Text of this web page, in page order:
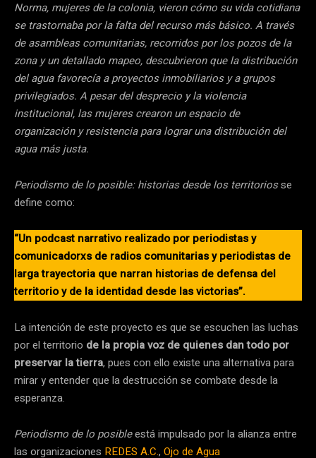
Norma, mujeres de la colonia, vieron cómo su vida cotidiana
se trastornaba por la falta del recurso más básico. A través
de asambleas comunitarias, recorridos por los pozos de la
zona y un detallado mapeo, descubrieron que la distribución
del agua favorecía a proyectos inmobiliarios y a grupos
privilegiados. A pesar del desprecio y la violencia
institucional, las mujeres crearon un espacio de
organización y resistencia para lograr una distribución del
agua más justa.
Periodismo de lo posible: historias desde los territoriosse
define como:
“Un podcast narrativo realizado por periodistas y
comunicadorxs de radios comunitarias y periodistas de
larga trayectoria que narran historias de defensa del
territorio y de la identidad desde las victorias”.
La intención de este proyecto es que se escuchen las luchas
por el territorio de la propia voz de quienes dan todo por
preservar la tierra, pues con ello existe una alternativa para
mirar y entender que la destrucción se combate desde la
esperanza.
Periodismo de lo posibleestá impulsado por la alianza entre
las organizaciones REDES A.C., Ojo de Agua